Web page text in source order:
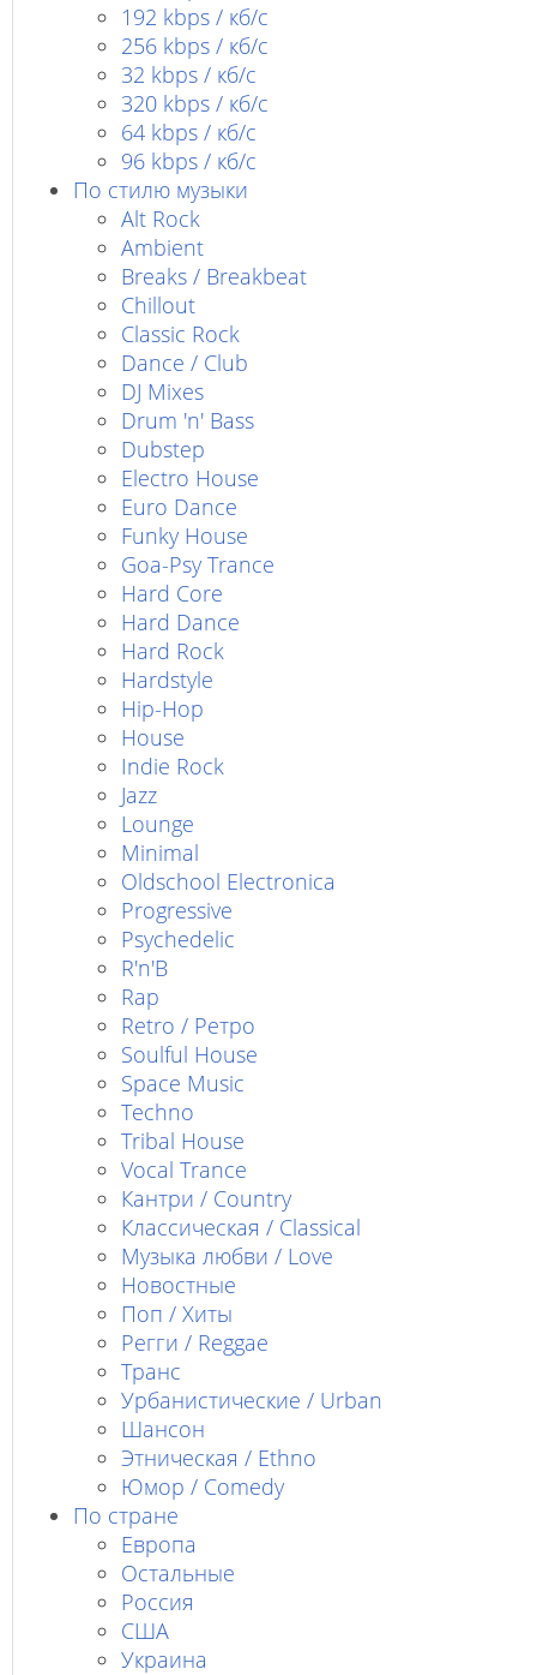
192 kbps / кб/c
256 kbps / кб/с
32 kbps / кб/c
320 kbps / кб/с
64 kbps / кб/c
96 kbps / кб/c
По стилю музыки
Alt Rock
Ambient
Breaks / Breakbeat
Chillout
Classic Rock
Dance / Club
DJ Mixes
Drum 'n' Bass
Dubstep
Electro House
Euro Dance
Funky House
Goa-Psy Trance
Hard Core
Hard Dance
Hard Rock
Hardstyle
Hip-Hop
House
Indie Rock
Jazz
Lounge
Minimal
Oldschool Electronica
Progressive
Psychedelic
R'n'B
Rap
Retro / Ретро
Soulful House
Space Music
Techno
Tribal House
Vocal Trance
Кантри / Country
Классическая / Classical
Музыка любви / Love
Новостные
Поп / Хиты
Регги / Reggae
Транс
Урбанистические / Urban
Шансон
Этническая / Ethno
Юмор / Comedy
По стране
Европа
Остальные
Россия
США
Украина